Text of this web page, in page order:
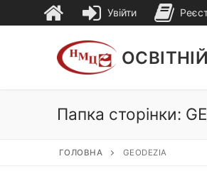
Папка сторінки:
ГОЛОВНА GEODEZIA
Увійти